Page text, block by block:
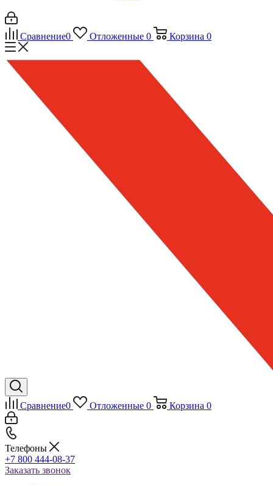
Сравнение0 Отложенные 0 Корзина 0
Сравнение0 Отложенные 0 Корзина 0
Телефоны
+7 800 444-08-37
Заказать звонок